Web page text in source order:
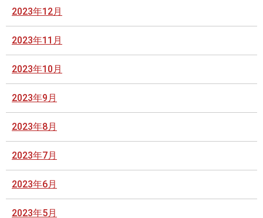
2023年12月
2023年11月
2023年10月
2023年9月
2023年8月
2023年7月
2023年6月
2023年5月